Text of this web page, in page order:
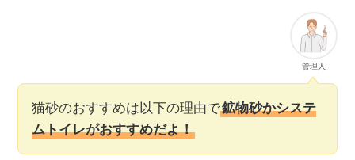
管理人
猫砂のおすすめは以下の理由で鉱物砂かシステ
ムトイレがおすすめだよ！